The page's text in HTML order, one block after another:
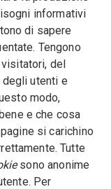
informativi
di sapere
Tengono
del
utenti e
modo,
e che cosa
si carichino
Tutte
sono anonime
Per